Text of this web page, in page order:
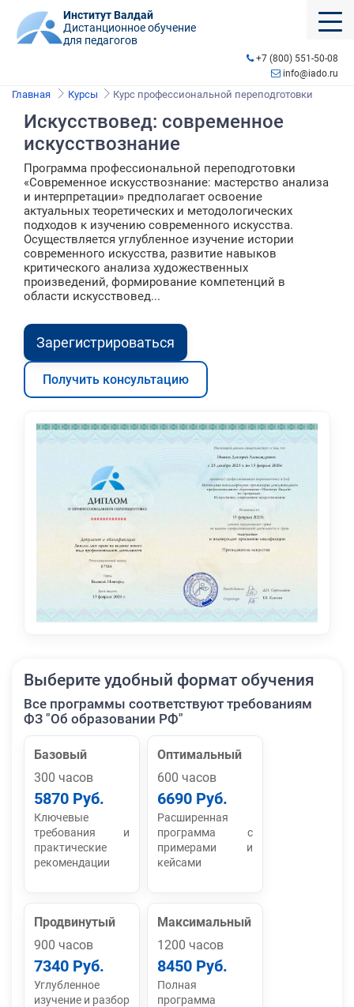
Институт Валдай
Дистанционное обучение
для педагогов
+7 (800) 551-50-08
info@iado.ru
Главная Курсы Курс профессиональной переподготовки
Искусствовед: современное
искусствознание
Программа профессиональной переподготовки
«Современное искусствознание: мастерство анализа
и интерпретации» предполагает освоение
актуальных теоретических и методологических
подходов к изучению современного искусства.
Осуществляется углубленное изучение истории
современного искусства, развитие навыков
критического анализа художественных
произведений, формирование компетенций в
области искусствовед...
Зарегистрироваться
Получить консультацию
Выберите удобный формат обучения
Все программы соответствуют требованиям
ФЗ "Об образовании РФ"
Базовый
300 часов
5870 Руб.
Ключевые
требования и
практические
рекомендации
Оптимальный
600 часов
6690 Руб.
Расширенная
программа с
примерами и
кейсами
Продвинутый
900 часов
7340 Руб.
Углубленное
изучение и разбор
Максимальный
1200 часов
8450 Руб.
Полная
программа